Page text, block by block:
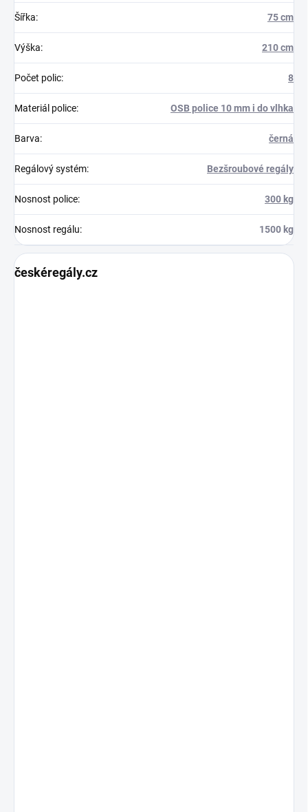
Šířka: 75 cm
Výška: 210 cm
Počet polic: 8
Materiál police: OSB police 10 mm i do vlhka
Barva: černá
Regálový systém: Bezšroubové regály
Nosnost police: 300 kg
Nosnost regálu: 1500 kg
českéregály.cz